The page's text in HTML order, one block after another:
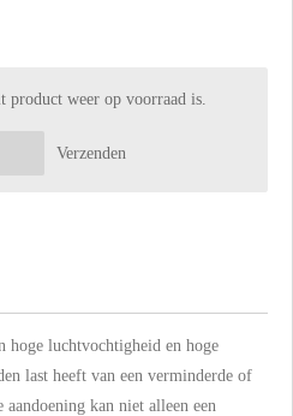
product weer op voorraad is.
Verzenden
hoge luchtvochtigheid en hoge
last heeft van een verminderde of
aandoening kan niet alleen een